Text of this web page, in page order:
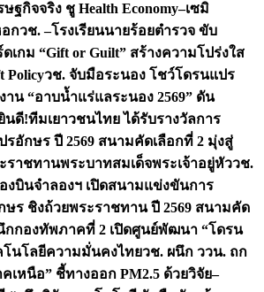
ฐกิจจริง ชู Health Economy–เซมิ
อกวช. –โรงเรียนนายร้อยตำรวจ ขับ
เกม “Gift or Guilt” สร้างความโปร่งใส
Policyวช. จับมือระนอง โชว์โดรนแปร
น “อาบน้ำแร่แลระนอง 2569” ดัน
นดี!ทีมเยาวชนไทย ได้รับรางวัลการ
อักษร ปี 2569 สนามคัดเลือกที่ 2 มุ่งสู่
ราชทานพระบาทสมเด็จพระเจ้าอยู่หัววช.
บินจำลองฯ เปิดสนามแข่งขันการ
ร ชิงถ้วยพระราชทาน ปี 2569 สนามคัด
กกองทัพภาคที่ 2 เปิดศูนย์พัฒนา “โดรน
โนโลยีความมั่นคงไทยวช. ผนึก ววน. ถก
หนือ” ชี้ทางออก PM2.5 ด้วยวิจัย–